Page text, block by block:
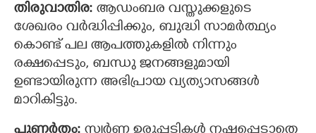
തിരുവാതിര: ആഡംബര വസ്തുക്കളുടെ
ശേഖരം‍ വർദ്ധിപ്പിക്കും, ബുദ്ധി സാമര്‍ത്ഥ്യം
കൊണ്ട് പല ആപത്തുകളില്‍ നിന്നും
രക്ഷപ്പെടും, ബന്ധു ജനങ്ങളുമായി
ഉണ്ടായിരുന്ന അഭിപ്രായ വ്യത്യാസങ്ങള്‍
മാറികിട്ടും.